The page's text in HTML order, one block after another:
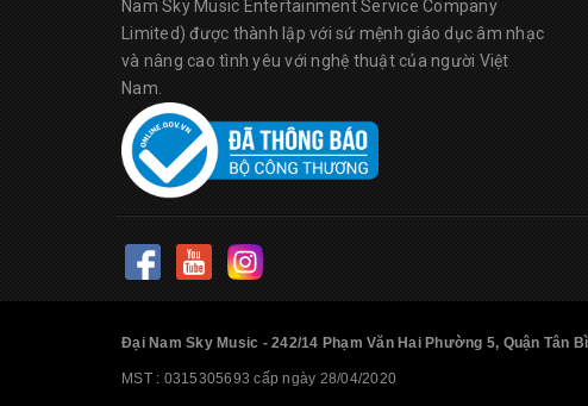
Nam Sky Music Entertainment Service Company
Limited) được thành lập với sứ mệnh giáo dục âm nhạc
và nâng cao tình yêu với nghệ thuật của người Việt
Nam.
Đại Nam Sky Music - 242/14 Phạm Văn Hai Phường 5, Quận Tân
MST : 0315305693 cấp ngày 28/04/2020